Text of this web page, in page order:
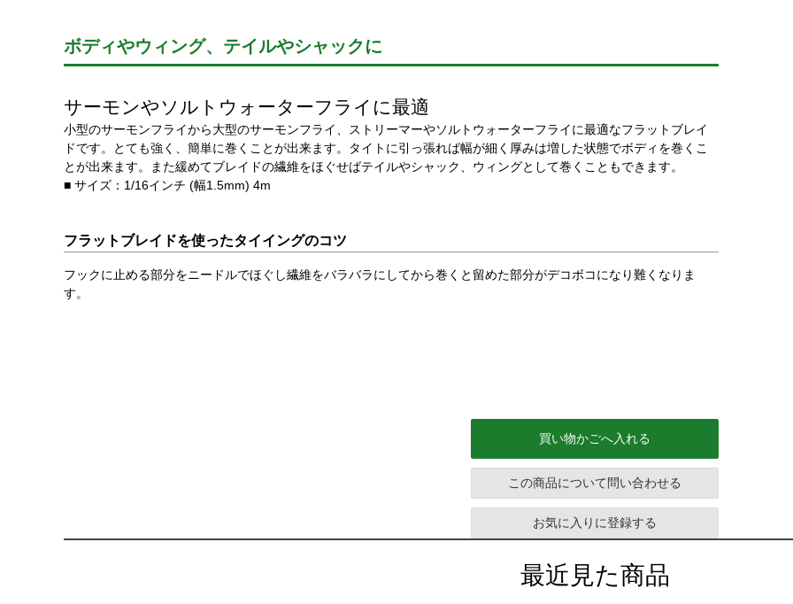
ボディやウィング、テイルやシャックに
サーモンやソルトウォーターフライに最適
小型のサーモンフライから大型のサーモンフライ、ストリーマーやソルトウォーターフライに最適なフラットブレイ
ドです。とても強く、簡単に巻くことが出来ます。タイトに引っ張れば幅が細く厚みは増した状態でボディを巻くこ
とが出来ます。また緩めてブレイドの繊維をほぐせばテイルやシャック、ウィングとして巻くこともできます。
■ サイズ：1/16インチ (幅1.5mm) 4m
フラットブレイドを使ったタイイングのコツ
フックに止める部分をニードルでほぐし繊維をバラバラにしてから巻くと留めた部分がデコボコになり難くなりま
す。
買い物かごへ入れる
この商品について問い合わせる
お気に入りに登録する
最近見た商品